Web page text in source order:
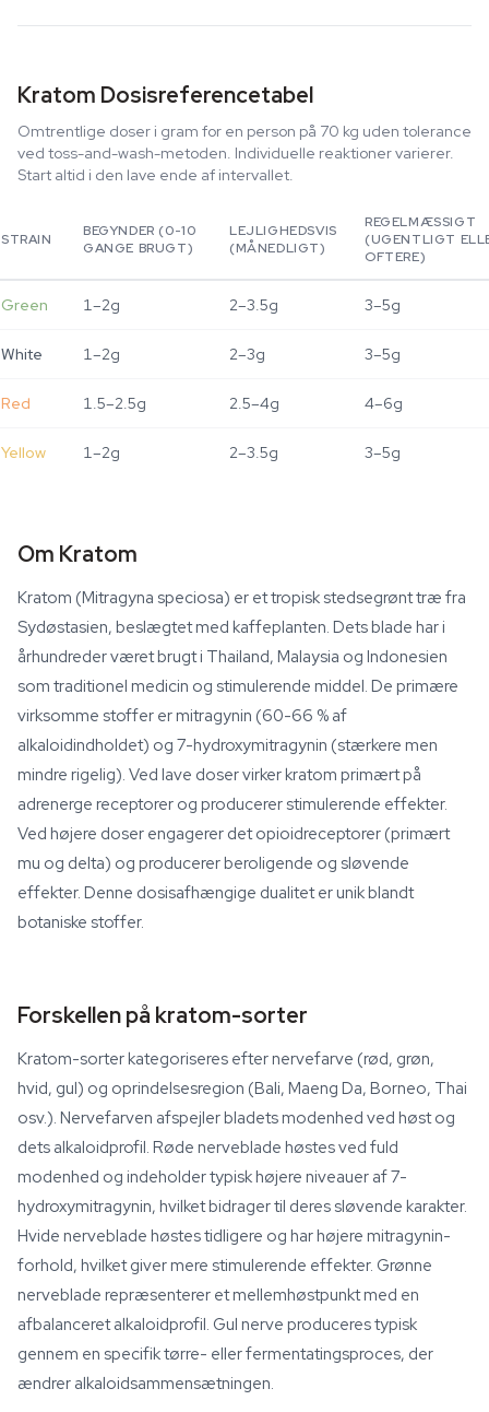
Kratom Dosisreferencetabel
Omtrentlige doser i gram for en person på 70 kg uden tolerance
ved toss-and-wash-metoden. Individuelle reaktioner varierer.
Start altid i den lave ende af intervallet.
STRAIN
BEGYNDER (0-10
GANGE BRUGT)
LEJLIGHEDSVIS
(MÅNEDLIGT)
REGELMÆSSIGT
(UGENTLIGT
OFTERE)
Green 1–2g 2–3.5g 3–5g
White 1–2g 2–3g 3–5g
Red 1.5–2.5g 2.5–4g 4–6g
Yellow 1–2g 2–3.5g 3–5g
Om Kratom
Kratom (Mitragyna speciosa) er et tropisk stedsegrønt træ fra
Sydøstasien, beslægtet med kaffeplanten. Dets blade har i
århundreder været brugt i Thailand, Malaysia og Indonesien
som traditionel medicin og stimulerende middel. De primære
virksomme stoffer er mitragynin (60-66 % af
alkaloidindholdet) og 7-hydroxymitragynin (stærkere men
mindre rigelig). Ved lave doser virker kratom primært på
adrenerge receptorer og producerer stimulerende effekter.
Ved højere doser engagerer det opioidreceptorer (primært
mu og delta) og producerer beroligende og sløvende
effekter. Denne dosisafhængige dualitet er unik blandt
botaniske stoffer.
Forskellen på kratom-sorter
Kratom-sorter kategoriseres efter nervefarve (rød, grøn,
hvid, gul) og oprindelsesregion (Bali, Maeng Da, Borneo, Thai
osv.). Nervefarven afspejler bladets modenhed ved høst og
dets alkaloidprofil. Røde nerveblade høstes ved fuld
modenhed og indeholder typisk højere niveauer af 7-
hydroxymitragynin, hvilket bidrager til deres sløvende karakter.
Hvide nerveblade høstes tidligere og har højere mitragynin-
forhold, hvilket giver mere stimulerende effekter. Grønne
nerveblade repræsenterer et mellemhøstpunkt med en
afbalanceret alkaloidprofil. Gul nerve produceres typisk
gennem en specifik tørre- eller fermentatingsproces, der
ændrer alkaloidsammensætningen.